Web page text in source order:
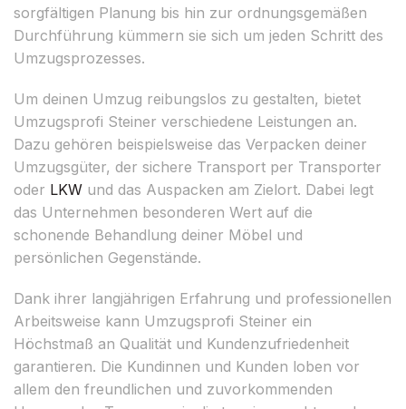
sorgfältigen Planung bis hin zur ordnungsgemäßen
Durchführung kümmern sie sich um jeden Schritt des
Umzugsprozesses.
Um deinen Umzug reibungslos zu gestalten, bietet
Umzugsprofi Steiner verschiedene Leistungen an.
Dazu gehören beispielsweise das Verpacken deiner
Umzugsgüter, der sichere Transport per Transporter
oder LKW und das Auspacken am Zielort. Dabei legt
das Unternehmen besonderen Wert auf die
schonende Behandlung deiner Möbel und
persönlichen Gegenstände.
Dank ihrer langjährigen Erfahrung und professionellen
Arbeitsweise kann Umzugsprofi Steiner ein
Höchstmaß an Qualität und Kundenzufriedenheit
garantieren. Die Kundinnen und Kunden loben vor
allem den freundlichen und zuvorkommenden